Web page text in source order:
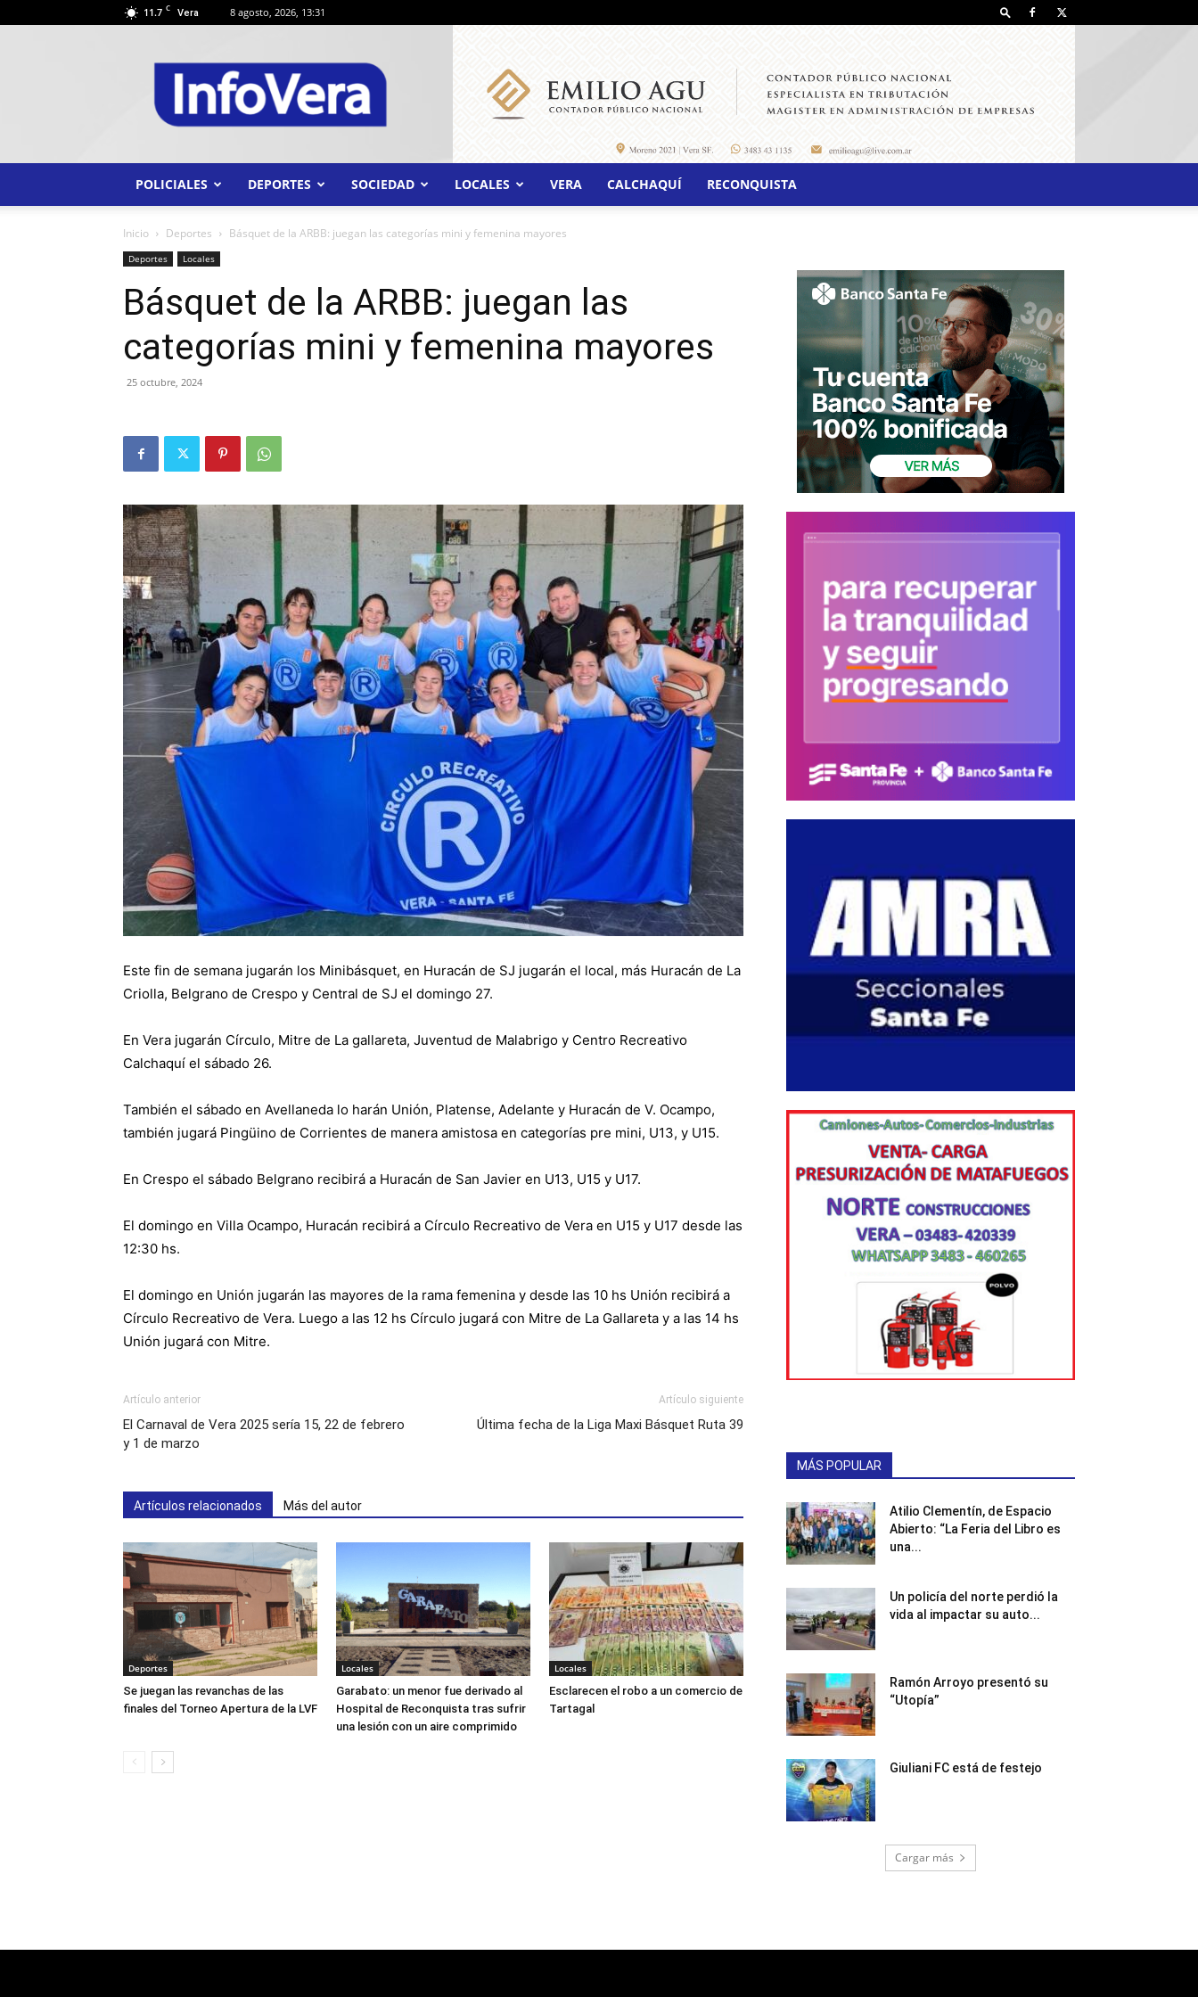
11.7 C Vera 8 agosto, 2026, 13:31
INFO
VERA
POLICIALES DEPORTES SOCIEDAD LOCALES VERA CALCHAQUÍ RECONQUISTA
Inicio Deportes Básquet de la ARBB: juegan las categorías mini y femenina mayores
Deportes Locales
Básquet de la ARBB: juegan las
categorías mini y femenina mayores
25 octubre, 2024
Este fin de semana jugarán los Minibásquet, en Huracán de SJ jugarán el local, más Huracán de La
Criolla, Belgrano de Crespo y Central de SJ el domingo 27.
En Vera jugarán Círculo, Mitre de La gallareta, Juventud de Malabrigo y Centro Recreativo
Calchaquí el sábado 26.
También el sábado en Avellaneda lo harán Unión, Platense, Adelante y Huracán de V. Ocampo,
también jugará Pingüino de Corrientes de manera amistosa en categorías pre mini, U13, y U15.
En Crespo el sábado Belgrano recibirá a Huracán de San Javier en U13, U15 y U17.
El domingo en Villa Ocampo, Huracán recibirá a Círculo Recreativo de Vera en U15 y U17 desde las
12:30 hs.
El domingo en Unión jugarán las mayores de la rama femenina y desde las 10 hs Unión recibirá a
Círculo Recreativo de Vera. Luego a las 12 hs Círculo jugará con Mitre de La Gallareta y a las 14 hs
Unión jugará con Mitre.
Artículo anterior
El Carnaval de Vera 2025 sería 15, 22 de febrero
y 1 de marzo
Artículo siguiente
Última fecha de la Liga Maxi Básquet Ruta 39
Artículos relacionados Más del autor
Deportes
Se juegan las revanchas de las
finales del Torneo Apertura de la LVF
Locales
Garabato: un menor fue derivado al
Hospital de Reconquista tras sufrir
una lesión con un aire comprimido
Locales
Esclarecen el robo a un comercio de
Tartagal
MÁS POPULAR
Atilio Clementín, de Espacio
Abierto: “La Feria del Libro es
una...
Un policía del norte perdió la
vida al impactar su auto...
Ramón Arroyo presentó su
“Utopía”
Giuliani FC está de festejo
Cargar más